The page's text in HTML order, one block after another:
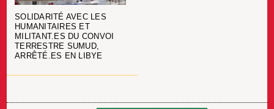
SOLIDARITÉ AVEC LES
HUMANITAIRES ET
MILITANT.ES DU CONVOI
TERRESTRE SUMUD,
ARRÊTÉ.ES EN LIBYE